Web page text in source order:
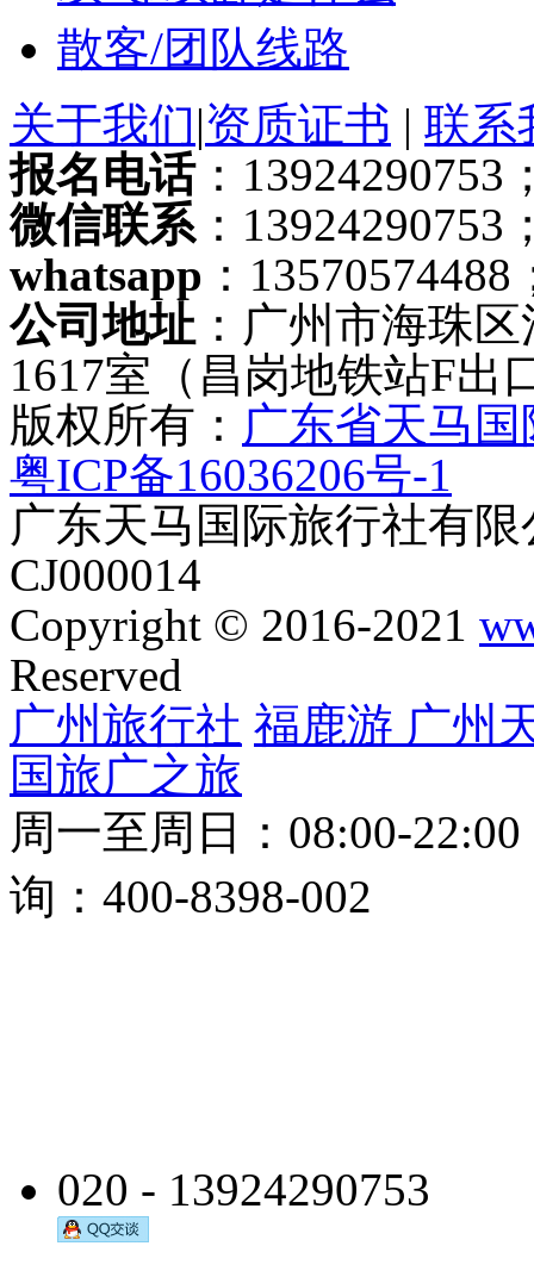
散客/团队线路
关于我们|资质证书 | 联系
报名电话：13924290753
微信联系：13924290753
whatsapp ：13570574488
公司地址 ：广州市海珠
1617室（昌岗地铁站F出
版权所有： 广东省天马
粤ICP备16036206号-1
广东天马国际旅行社有
CJ000014
Copyright © 2016-2021
Reserved
广州旅行社 福鹿游 广州
国旅广之旅
周一至周日：08:00-
询：400-8398-002
020 - 13924290753